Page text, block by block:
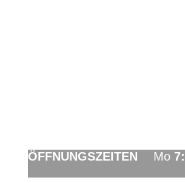
ÖFFNUNGSZEITEN Mo